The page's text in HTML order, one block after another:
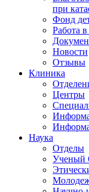
при
Фонд
Работа
Новости
Отзывы
Клиника
Центры
Наука
Отделы
Ученый